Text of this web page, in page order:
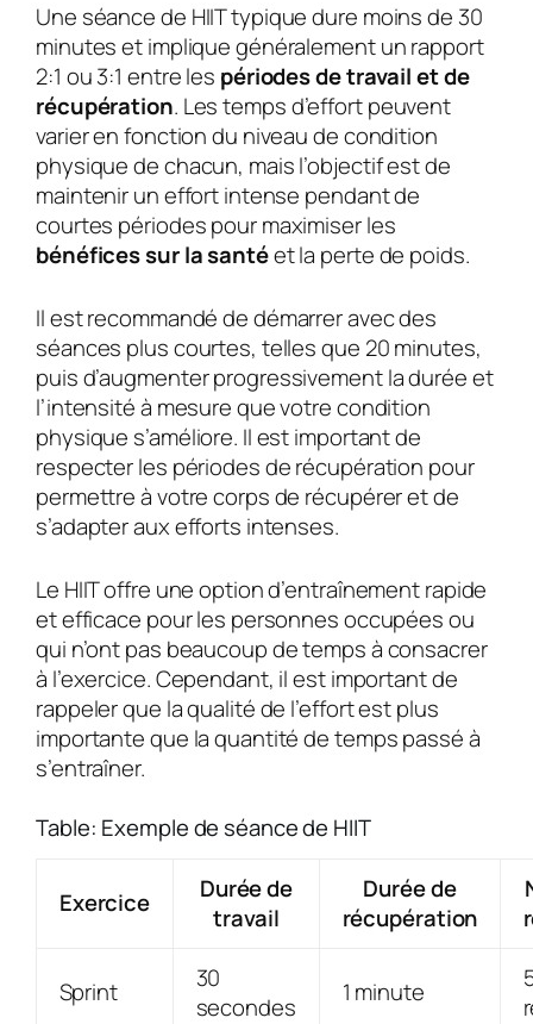
Une séance de HIIT typique dure moins de 30
minutes et implique généralement un rapport
2:1 ou 3:1 entre les périodes de travail et de
récupération. Les temps d’effort peuvent
varier en fonction du niveau de condition
physique de chacun, mais l’objectif est de
maintenir un effort intense pendant de
courtes périodes pour maximiser les
bénéfices sur la santéet la perte de poids.
Il est recommandé de démarrer avec des
séances plus courtes, telles que 20 minutes,
puis d’augmenter progressivement la durée et
l’intensité à mesure que votre condition
physique s’améliore. Il est important de
respecter les périodes de récupération pour
permettre à votre corps de récupérer et de
s’adapter aux efforts intenses.
Le HIIT offre une option d’entraînement rapide
et efficace pour les personnes occupées ou
qui n’ont pas beaucoup de temps à consacrer
à l’exercice. Cependant, il est important de
rappeler que la qualité de l’effort est plus
importante que la quantité de temps passé à
s’entraîner.
Table: Exemple de séance de HIIT
Exercice
Durée de
travail
Durée de
récupération
Sprint
30
secondes
1 minute